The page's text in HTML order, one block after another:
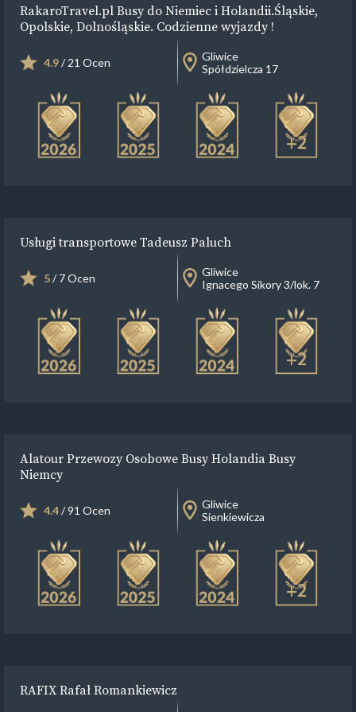
RakaroTravel.pl Busy do Niemiec i Holandii.Śląskie,
Opolskie, Dolnośląskie. Codzienne wyjazdy !
4.9/ 21 Ocen
Gliwice
Spółdzielcza 17
+2
Usługi transportowe Tadeusz Paluch
5/ 7 Ocen
Gliwice
Ignacego Sikory 3/lok. 7
+2
Alatour Przewozy Osobowe Busy Holandia Busy
Niemcy
4.4/ 91 Ocen
Gliwice
Sienkiewicza
+2
RAFIX Rafał Romankiewicz